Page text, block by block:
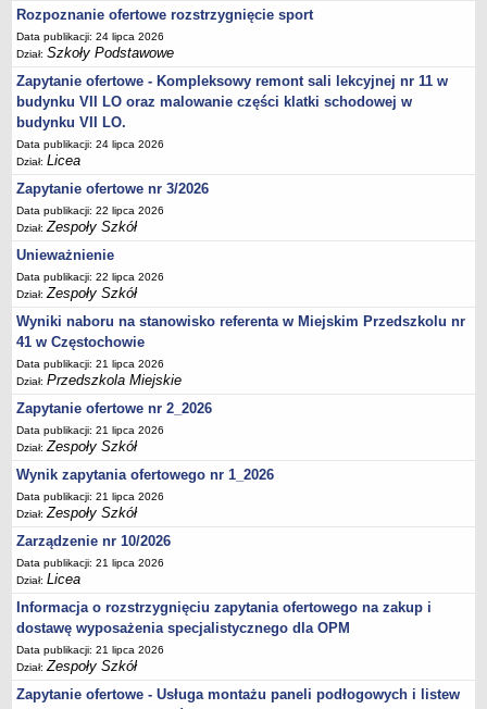
Rejestry, ewidencje, archiwa
Kontrole
PONOWNE WYKORZYSTYWANIE
Sprawozdania
Deklaracja dostępności
DEKLARACJA DOSTĘPNOŚCI
OŚWIADCZENIA MAJĄTKOWE
UDOSTĘPNIANIE INFORMACJI PUBLICZNEJ
OCHRONA DANYCH OSOBOWYCH
Rozpoznanie ofertowe rozstrzygnięcie sport
Data publikacji: 24 lipca 2026
Dział:Szkoły Podstawowe
Zapytanie ofertowe - Kompleksowy remont sali lekcyjnej nr 11 w
budynku VII LO oraz malowanie części klatki schodowej w
budynku VII LO.
Data publikacji: 24 lipca 2026
Dział:Licea
Zapytanie ofertowe nr 3/2026
Data publikacji: 22 lipca 2026
Dział:Zespoły Szkół
Unieważnienie
Data publikacji: 22 lipca 2026
Dział:Zespoły Szkół
Wyniki naboru na stanowisko referenta w Miejskim Przedszkolu nr
41 w Częstochowie
Data publikacji: 21 lipca 2026
Dział:Przedszkola Miejskie
Zapytanie ofertowe nr 2_2026
Data publikacji: 21 lipca 2026
Dział:Zespoły Szkół
Wynik zapytania ofertowego nr 1_2026
Data publikacji: 21 lipca 2026
Dział:Zespoły Szkół
Zarządzenie nr 10/2026
Data publikacji: 21 lipca 2026
Dział:Licea
Informacja o rozstrzygnięciu zapytania ofertowego na zakup i
dostawę wyposażenia specjalistycznego dla OPM
Data publikacji: 21 lipca 2026
Dział:Zespoły Szkół
Zapytanie ofertowe - Usługa montażu paneli podłogowych i listew